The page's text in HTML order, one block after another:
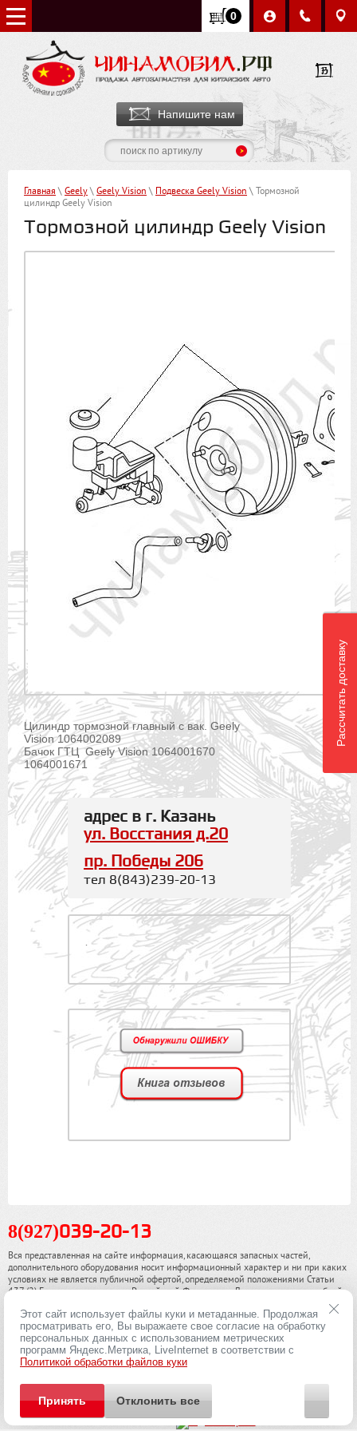
0
Напишите нам
Главная \ Geely \ Geely Vision \ Подвеска Geely Vision \ Тормозной
цилиндр Geely Vision
Тормозной цилиндр Geely Vision
Цилиндр тормозной главный с вак. Geely
Vision 1064002089
Бачок ГТЦ Geely Vision 1064001670
1064001671
адрес в г. Казань
ул. Восстания д.20
пр. Победы 206
тел 8(843)239-20-13
.
8(927)039-20-13
Вся представленная на сайте информация, касающаяся запасных частей,
дополнительного оборудования носит информационный характер и ни при каких
условиях не является публичной офертой, определяемой положениями Статьи
437 (2) Гражданского кодекса Российской Федерации. Для получения подробной
информации, пожалуйста, обращайтесь к нашим специалистам. чинамобил.рф ©
2013-2026. Все права охраняются законом.
Политика конфиденциальности
Этот сайт использует файлы куки и метаданные. Продолжая
просматривать его, Вы выражаете свое согласие на обработку
персональных данных с использованием метрических
программ Яндекс.Метрика, LiveInternet в соответствии с
Политикой обработки файлов куки
Принять Отклонить все
Рассчитать доставку